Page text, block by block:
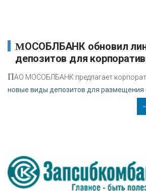
МОСОБЛБАНК обновил линейку
депозитов для
ПАО МОСОБЛБАНК предлагает
новые виды депозитов для размещения